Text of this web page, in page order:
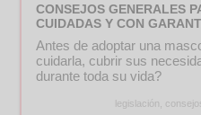
CONSEJOS GENERALES
CUIDADAS Y CON
Antes de adoptar una
cuidarla, cubrir sus
durante toda su vida?
legislación,